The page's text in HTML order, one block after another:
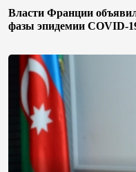
Власти Франции
фазы эпидемии COVID-